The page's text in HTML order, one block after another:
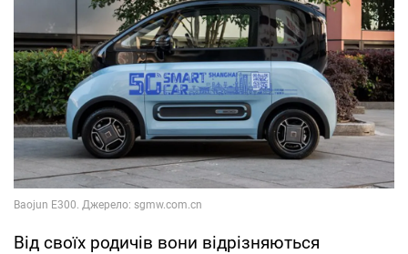
Від своїх родичів вони відрізняються